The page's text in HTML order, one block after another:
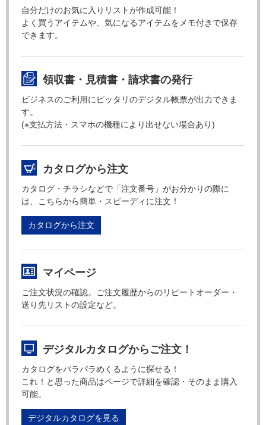
自分だけのお気に入りリストが作成可能！
よく買うアイテムや、気になるアイテムをメモ付きで保存
できます。
領収書・見積書・請求書の発行
ビジネスのご利用にピッタリのデジタル帳票が出力できま
す。
(※支払方法・スマホの機種により出せない場合あり)
カタログから注文
カタログ・チラシなどで「注文番号」がお分かりの際に
は、こちらから簡単・スピーディに注文！
カタログから注文
マイページ
ご注文状況の確認。ご注文履歴からのリピートオーダー・
送り先リストの設定など。
デジタルカタログからご注文！
カタログをパラパラめくるように探せる！
これ！と思った商品はページで詳細を確認・そのまま購入
可能。
デジタルカタログを見る